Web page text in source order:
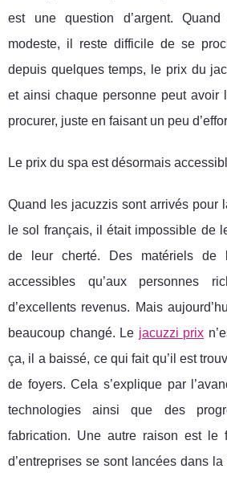
est une question d’argent.
modeste, il reste difficile de se
depuis quelques temps, le prix du
et ainsi chaque personne peut avoir
procurer, juste en faisant un peu
Le prix du spa est désormais
Quand les jacuzzis sont arrivés pour
le sol français, il était impossible de
de leur cherté. Des matériels de
accessibles qu’aux personnes
d’excellents revenus. Mais
beaucoup changé. Le jacuzzi prix
ça, il a baissé, ce qui fait qu’il est
de foyers. Cela s’explique par
technologies ainsi que des
fabrication. Une autre raison est le
d’entreprises se sont lancées dans